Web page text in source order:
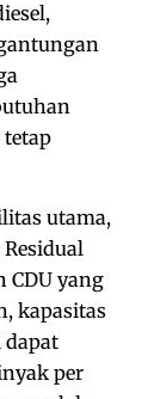
tetap
utama,
CDU yang
kapasitas
dapat
per